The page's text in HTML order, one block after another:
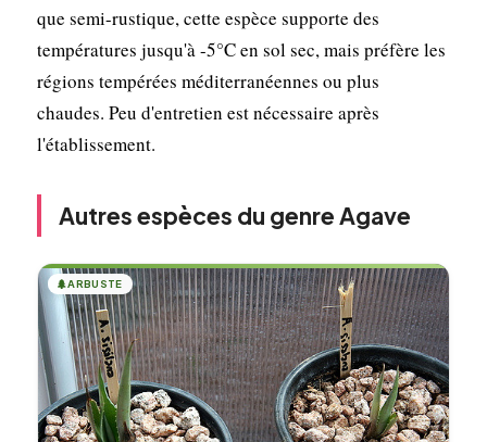
que semi-rustique, cette espèce supporte des
températures jusqu'à -5°C en sol sec, mais préfère les
régions tempérées méditerranéennes ou plus
chaudes. Peu d'entretien est nécessaire après
l'établissement.
Autres espèces du genre Agave
🌲ARBUSTE